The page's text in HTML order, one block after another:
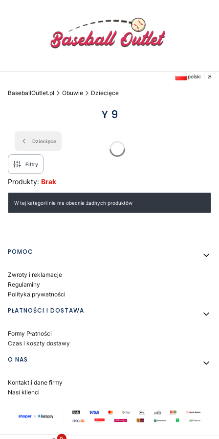
polski zł
BaseballOutlet.pl Obuwie Dziecięce
Y 9
Dziecięce
Filtry
Produkty: Brak
Lista produktów
W tej kategorii nie ma obecnie żadnych produktów
Linki w stopce
POMOC
Zwroty i reklamacje
Regulaminy
Polityka prywatności
PŁATNOŚCI I DOSTAWA
Formy Płatności
Czas i koszty dostawy
O NAS
Kontakt i dane firmy
Nasi klienci